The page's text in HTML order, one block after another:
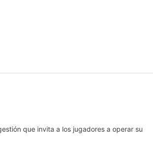
que invita a los jugadores a operar su